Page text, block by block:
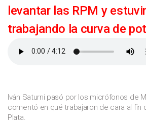
levantar las RPM y
trabajando la curva de
Iván Saturni pasó por los micrófonos de
comentó en qué trabajaron de cara al fin
Plata.